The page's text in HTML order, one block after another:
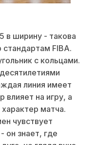
в ширину - такова
FIBA.
с кольцами.
линия имеет
на игру, а
матча.
чувствует
он знает, где